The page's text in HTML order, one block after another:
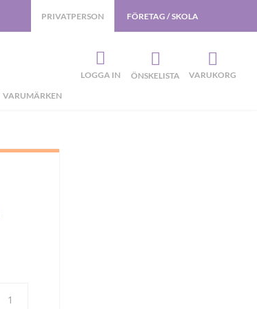
VARUMÄRKEN
PRIVATPERSON FÖRETAG / SKOLA
LOGGA IN ÖNSKELISTA VARUKORG